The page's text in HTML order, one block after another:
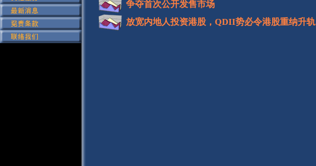
争夺首次公开发售市场
放宽内地人投资港股，QDII势必令港股重纳升轨